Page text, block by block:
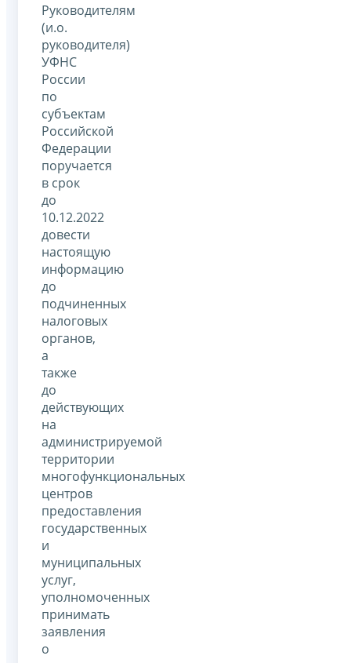
Руководителям
(и.о.
руководителя)
УФНС
России
по
субъектам
Российской
Федерации
поручается
в срок
до
10.12.2022
довести
настоящую
информацию
до
подчиненных
налоговых
органов,
а
также
до
действующих
на
администрируемой
территории
многофункциональных
центров
предоставления
государственных
и
муниципальных
услуг,
уполномоченных
принимать
заявления
о